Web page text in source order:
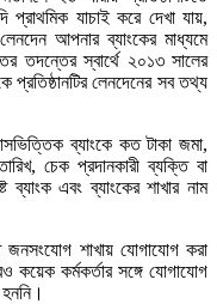
যাচাই করে দেখা যায়,
আপনার ব্যাংকের মাধ্যমে
তদন্তের স্বার্থে ২০১৩ সালের
লেনদেনের সব তথ্য
ব্যাংকে কত টাকা জমা,
চেক প্রদানকারী ব্যক্তি বা
ব্যাংক এবং ব্যাংকের শাখার নাম
শাখায় যোগাযোগ করা
কয়েক কর্মকর্তার সঙ্গে যোগাযোগ